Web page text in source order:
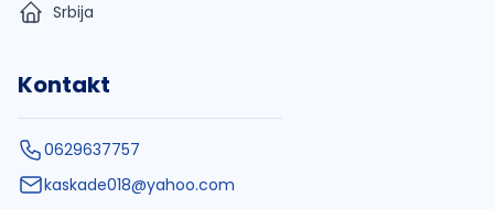
Srbija
Kontakt
0629637757
kaskade018@yahoo.com